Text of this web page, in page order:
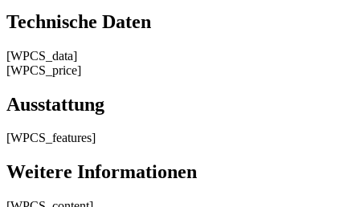
Technische Daten
[WPCS_data]
[WPCS_price]
Ausstattung
[WPCS_features]
Weitere Informationen